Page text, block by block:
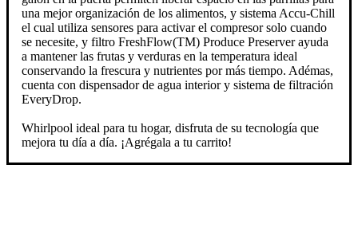
una mejor organización de los alimentos, y sistema Accu-Chill
el cual utiliza sensores para activar el compresor solo cuando
se necesite, y filtro FreshFlow(TM) Produce Preserver ayuda
a mantener las frutas y verduras en la temperatura ideal
conservando la frescura y nutrientes por más tiempo. Adémas,
cuenta con dispensador de agua interior y sistema de filtración
EveryDrop.
Whirlpool ideal para tu hogar, disfruta de su tecnología que
mejora tu día a día. ¡Agrégala a tu carrito!